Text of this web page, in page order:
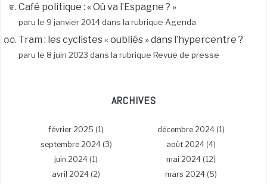
Café politique : « Où va l’Espagne ? »
paru le 9 janvier 2014 dans la rubrique Agenda
Tram : les cyclistes « oubliés » dans l’hypercentre ?
paru le 8 juin 2023 dans la rubrique Revue de presse
ARCHIVES
février 2025 (1) décembre 2024 (1)
septembre 2024(3) août 2024 (4)
juin 2024 (1) mai 2024 (12)
avril 2024 (2) mars 2024 (5)